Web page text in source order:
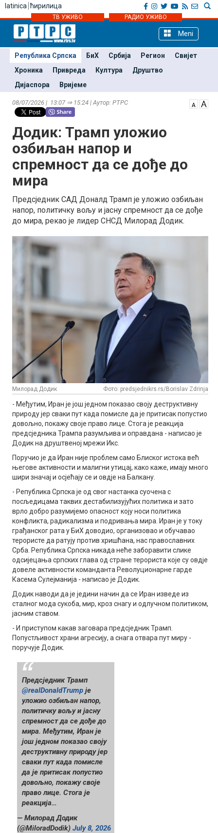
latinica ћирилица
ТВ УЖИВО РАДИО УЖИВО
Meni
Република Српска БиХ Србија Регион
Свијет
Хроника
Привреда Култура
Друштво
Дијаспора
Вријеме
08/07/2026 | 13:07 ⇒ 15:24 | Аутор: РТРС
Додик: Трамп уложио
озбиљан напор и
спремност да се дође до
мира
Предсједник САД Доналд Трамп је уложио озбиљан
напор, политичку вољу и јасну спремност да се дође
до мира, рекао је лидер СНСД Милорад Додик.
Милорад Додик Фото: predsjednikrs.rs/Borislav Zdrinja
- Међутим, Иран је још једном показао своју деструктивну
природу јер сваки пут када помисле да је притисак попустио
довољно, покажу своје право лице. Стога је реакција
предсједника Трампа разумљива и оправдана - написао је
Додик на друштвеној мрежи Икс.
Поручио је да Иран није проблем само Блиског истока већ
његове активности и малигни утицај, како каже, имају много
шири значај и осјећају се и овдје на Балкану.
- Република Српска је од свог настанка суочена с
посљедицама таквих дестабилизујућих политика и зато
врло добро разумијемо опасност коју носи политика
конфликта, радикализма и подривања мира. Иран је у току
грађанског рата у БиХ доводио, организовао и обучавао
терористе да ратују против хришћана, нас православних
Срба. Република Српска никада неће заборавити слике
одсијецања српских глава од стране терориста које су овдје
довеле активности команданта Револуционарне гарде
Касема Сулејманија - написао је Додик.
Додик наводи да је једини начин да се Иран изведе из
сталног мода сукоба, мир, кроз снагу и одлучном политиком,
јасним ставом.
- И приступом какав заговара предсједник Трамп.
Попустљивост храни агресију, а снага отвара пут миру -
поручује Додик.
Предсједник Трамп
@realDonaldTrump је
уложио озбиљан напор,
политичку вољу и јасну
спремност да се дође до
мира. Међутим, Иран је
још једном показао своју
деструктивну природу јер
сваки пут када помисле
да је притисак попустио
довољно, покажу своје
право лице. Стога је
реакција…
— Милорад Додик
(@MiloradDodik) July 8, 2026